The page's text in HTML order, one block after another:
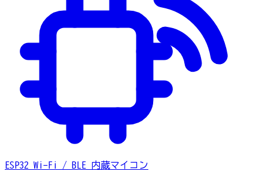
ESP32 Wi-Fi / BLE 内蔵マイコン